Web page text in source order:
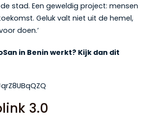
stad. Een geweldig project: mensen
Geluk valt niet uit de hemel,
doen.’
in Benin werkt? Kijk dan dit
3.0